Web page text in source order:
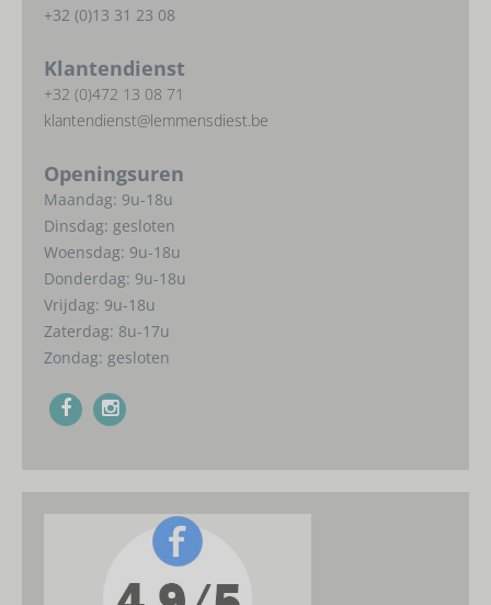
+32 (0)13 31 23 08
Klantendienst
+32 (0)472 13 08 71
klantendienst@lemmensdiest.be
Openingsuren
Maandag: 9u-18u
Dinsdag: gesloten
Woensdag: 9u-18u
Donderdag: 9u-18u
Vrijdag: 9u-18u
Zaterdag: 8u-17u
Zondag: gesloten